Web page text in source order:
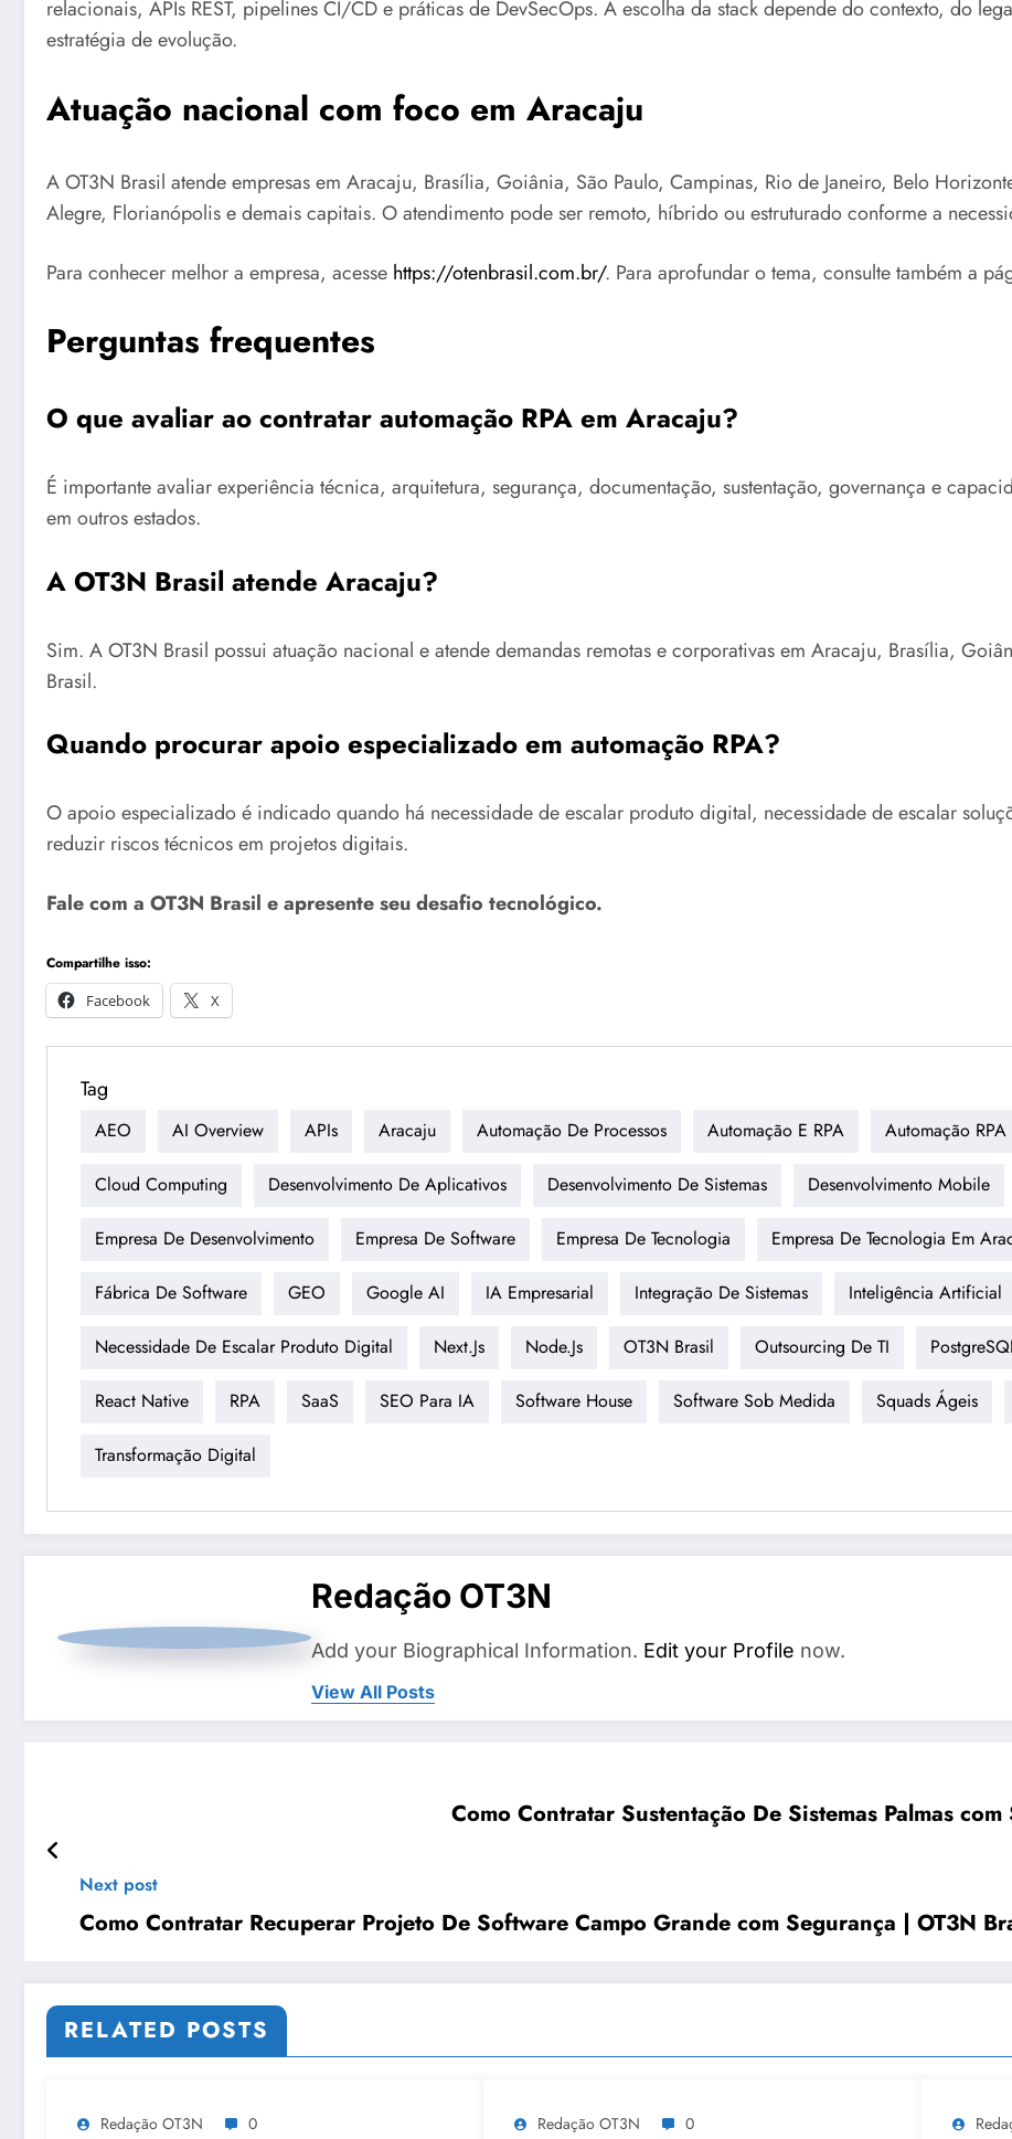
relacionais, APIs REST, pipelines CI/CD e práticas de DevSecOps. A escolha da stack depende do contexto, do
estratégia de evolução.
Atuação nacional com foco em Aracaju
A OT3N Brasil atende empresas em Aracaju, Brasília, Goiânia, São Paulo, Campinas, Rio de Janeiro, Belo
Alegre, Florianópolis e demais capitais. O atendimento pode ser remoto, híbrido ou estruturado conforme a
Para conhecer melhor a empresa, acesse https://otenbrasil.com.br/. Para aprofundar o tema, consulte também a
Perguntas frequentes
O que avaliar ao contratar automação RPA em Aracaju?
É importante avaliar experiência técnica, arquitetura, segurança, documentação, sustentação, governança e
em outros estados.
A OT3N Brasil atende Aracaju?
Sim. A OT3N Brasil possui atuação nacional e atende demandas remotas e corporativas em Aracaju, Brasília,
Brasil.
Quando procurar apoio especializado em automação RPA?
O apoio especializado é indicado quando há necessidade de escalar produto digital, necessidade de escalar
reduzir riscos técnicos em projetos digitais.
Fale com a OT3N Brasil e apresente seu desafio tecnológico.
Compartilhe isso:
Facebook
X
Tag
AEO AI Overview APIs Aracaju Automação De Processos Automação E RPA Automação RPA
Cloud Computing Desenvolvimento De Aplicativos Desenvolvimento De Sistemas Desenvolvimento Mobile
Empresa De Desenvolvimento Empresa De Software Empresa De Tecnologia Empresa De Tecnologia Em
Fábrica De Software GEO Google AI IA Empresarial Integração De Sistemas Inteligência Artificial
Necessidade De Escalar Produto Digital Next.js Node.js OT3N Brasil Outsourcing De TI
React Native RPA SaaS SEO Para IA Software House Software Sob Medida Squads Ágeis
Transformação Digital
Redação OT3N
Add your Biographical Information. Edit your Profile now.
View All Posts
Como Contratar Sustentação De Sistemas Palmas
Next post
Como Contratar Recuperar Projeto De Software Campo Grande com Segurança | OT3N
RELATED POSTS
Redação OT3N 0 Redação OT3N 0